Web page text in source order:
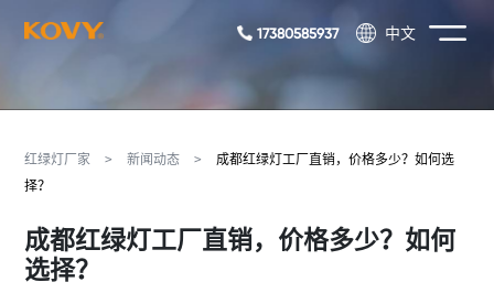
17380585937 中文
红绿灯厂家 > 新闻动态 >
成都红绿灯工厂直销，价格多少？如何选
择？
成都红绿灯工厂直销，价格多少？如何
选择？